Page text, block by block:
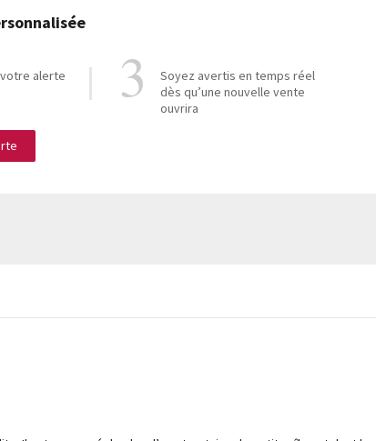
alerte
Soyez avertis en temps réel
dès qu’une nouvelle vente
ouvrira